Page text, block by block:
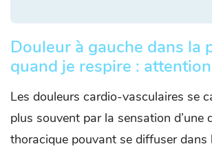
Douleur à gauche dans la
quand je respire :
Les douleurs cardio-vasculaires se
plus souvent par la sensation d’une
thoracique pouvant se diffuser dans